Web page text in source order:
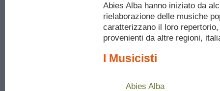
Abies Alba hanno iniziato da
rielaborazione delle musiche
caratterizzano il loro
provenienti da altre regioni,
I Musicisti
Abies Alba